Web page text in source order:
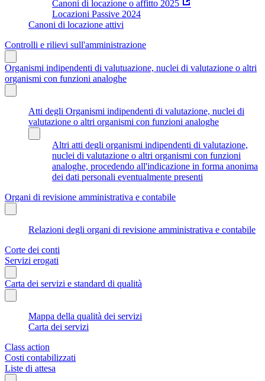
Canoni di locazione o affitto 2025
Locazioni Passive 2024
Canoni di locazione attivi
Controlli e rilievi sull'amministrazione
Organismi indipendenti di valutuazione, nuclei di valutazione o altri
organismi con funzioni analoghe
Atti degli Organismi indipendenti di valutazione, nuclei di
valutazione o altri organismi con funzioni analoghe
Altri atti degli organismi indipendenti di valutazione,
nuclei di valutazione o altri organismi con funzioni
analoghe, procedendo all'indicazione in forma anonima
dei dati personali eventualmente presenti
Organi di revisione amministrativa e contabile
Relazioni degli organi di revisione amministrativa e contabile
Corte dei conti
Servizi erogati
Carta dei servizi e standard di qualità
Mappa della qualità dei servizi
Carta dei servizi
Class action
Costi contabilizzati
Liste di attesa